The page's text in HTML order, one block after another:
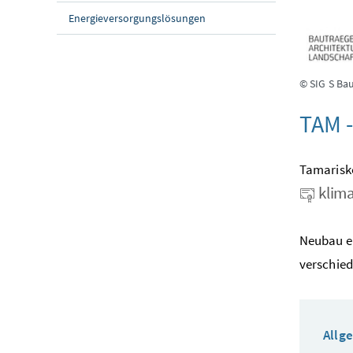
Energieversorgungslösungen
© SIG S
TAM
Neubau